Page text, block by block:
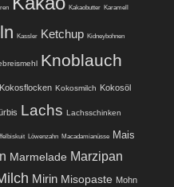
Kakaobutter Karamell
Kassler Ketchup Kidneybohnen
Knoblauch
Kokosflocken Kokosmilch Kokosöl
Lachs Lachsschinken
Löwenzahn Macadamianüsse Mais
Marmelade Marzipan
Mirin Misopaste Mohn